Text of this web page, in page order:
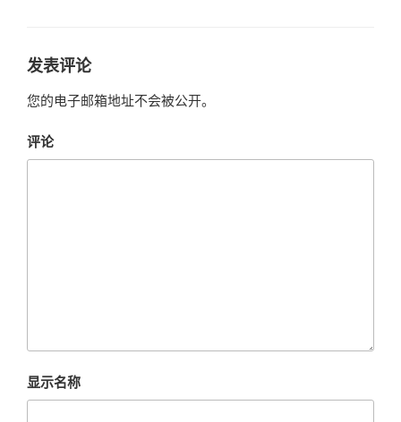
发表评论
您的电子邮箱地址不会被公开。
评论
显示名称